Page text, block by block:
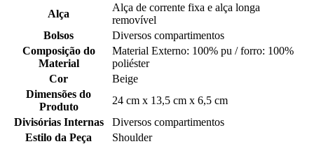
Alça
Alça de corrente fixa e alça longa
removível
Bolsos
Diversos compartimentos
Composição do
Material
Material Externo: 100% pu / forro: 100%
poliéster
Cor
Beige
Dimensões do
Produto
24 cm x 13,5 cm x 6,5 cm
Divisórias Internas
Diversos compartimentos
Estilo da Peça
Shoulder